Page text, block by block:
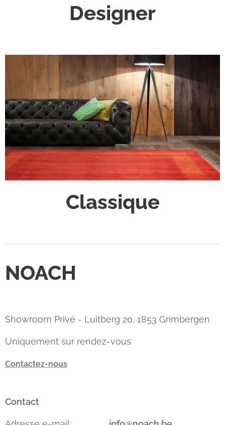
Designer
Classique
NOACH
Showroom Privé - Luitberg 20, 1853 Grimbergen
Uniquement sur rendez-vous
Contactez-nous
Contact